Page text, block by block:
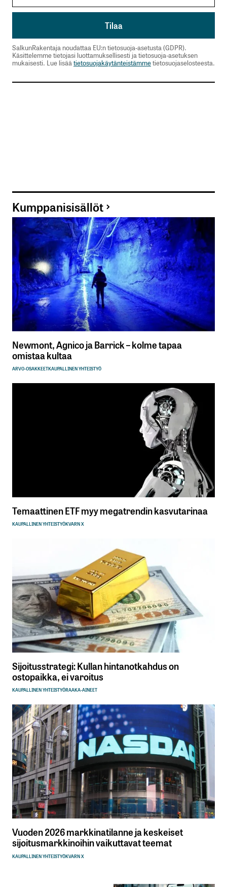
SalkunRakentaja noudattaa EU:n tietosuoja-asetusta (GDPR).
Käsittelemme tietojasi luottamuksellisesti ja tietosuoja-asetuksen
mukaisesti. Lue lisää tietosuojakäytänteistämmetietosuojaselosteesta.
Kumppanisisällöt
Newmont, Agnico ja Barrick – kolme tapaa
omistaa kultaa
ARVO-OSAKKEETKAUPALLINEN YHTEISTYÖ
Temaattinen ETF myy megatrendin kasvutarinaa
KAUPALLINEN YHTEISTYÖKVARN X
Sijoitusstrategi: Kullan hintanotkahdus on
ostopaikka, ei varoitus
KAUPALLINEN YHTEISTYÖRAAKA-AINEET
Vuoden 2026 markkinatilanne ja keskeiset
sijoitusmarkkinoihin vaikuttavat teemat
KAUPALLINEN YHTEISTYÖKVARN X